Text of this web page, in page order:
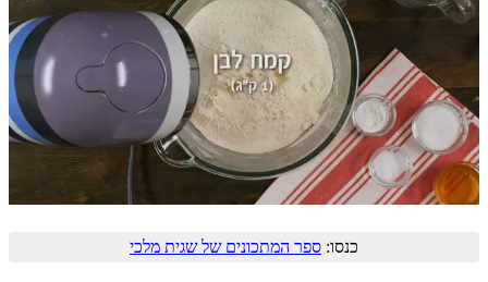
כנסו: ספר המתכונים של שגית מלכי